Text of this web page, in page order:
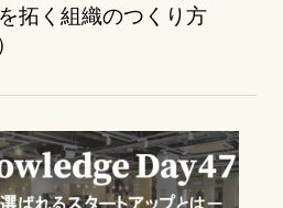
拓く組織のつくり方